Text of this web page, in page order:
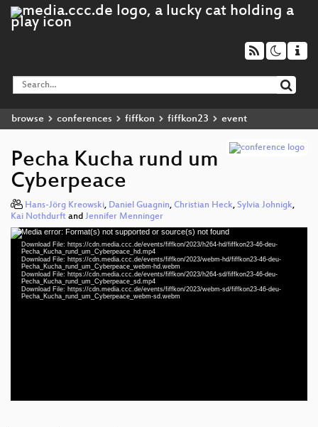
browse conferences fiffkon fiffkon23 event
Pecha Kucha rund um
Cyberpeace
Hans-Jörg Kreowski, Daniel Guagnin, Christian Heck, Sylvia Johnigk,
Kai Nothdurft and Jennifer Menninger
Video
Player
Media error: Format(s) not supported or source(s) not found
Download File: https://cdn.media.ccc.de/events/fiffkon/2023/h264-hd/fiffkon23-46-deu-
Pecha_Kucha_rund_um_Cyberpeace_hd.mp4
Download File: https://cdn.media.ccc.de/events/fiffkon/2023/webm-hd/fiffkon23-46-deu-
Pecha_Kucha_rund_um_Cyberpeace_webm-hd.webm
Download File: https://cdn.media.ccc.de/events/fiffkon/2023/h264-sd/fiffkon23-46-deu-
Pecha_Kucha_rund_um_Cyberpeace_sd.mp4
Download File: https://cdn.media.ccc.de/events/fiffkon/2023/webm-sd/fiffkon23-46-deu-
Pecha_Kucha_rund_um_Cyberpeace_webm-sd.webm